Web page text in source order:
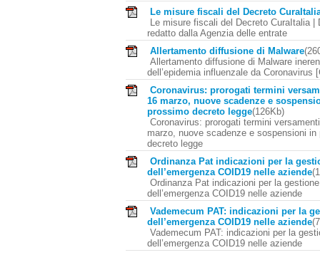
Le misure fiscali del Decreto
Le misure fiscali del Decreto CuraItalia |
redatto dalla Agenzia delle entrate
Allertamento diffusione di Malware
Allertamento diffusione di Malware
dell’epidemia influenzale da Coronavirus
Coronavirus: prorogati termini
16 marzo, nuove scadenze e
prossimo decreto legge(126Kb)
Coronavirus: prorogati termini
marzo, nuove scadenze e sospensioni in
decreto legge
Ordinanza Pat indicazioni per la
dell’emergenza COID19 nelle aziende
Ordinanza Pat indicazioni per la gestione
dell’emergenza COID19 nelle aziende
Vademecum PAT: indicazioni per la
dell’emergenza COID19 nelle aziende
Vademecum PAT: indicazioni per la
dell’emergenza COID19 nelle aziende